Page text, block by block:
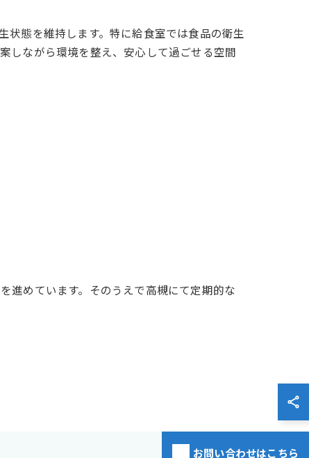
状態を維持します。特に給食室では食品の衛生
しながら環境を整え、安心して過ごせる空間
進めています。そのうえで高槻にて定期的な
お問い合わせはこちら